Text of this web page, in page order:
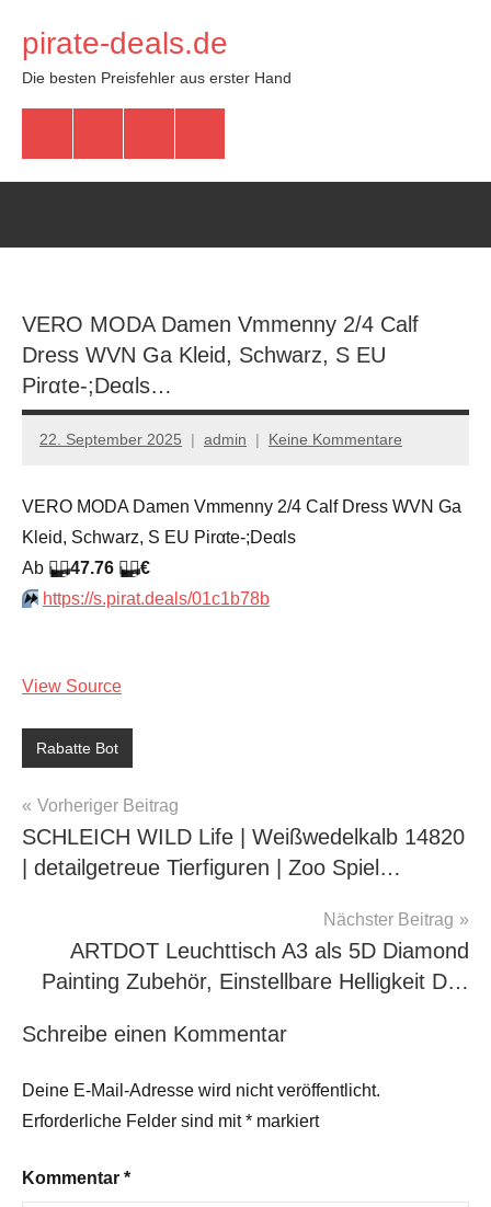
Inhalt
springen
pirate-deals.de
Die besten Preisfehler aus erster Hand
VERO MODA Damen Vmmenny 2/4 Calf
Dress WVN Ga Kleid, Schwarz, S EU
Pirαtе-;Dеαls…
22. September 2025 admin Keine Kommentare
VERO MODA Damen Vmmenny 2/4 Calf Dress WVN Ga
Kleid, Schwarz, S EU Pirαtе-;Dеαls
Аb 🏴‍☠️47.76 🏴‍☠️€
⏩️ https://s.pirat.deals/01c1b78b
View Source
Rabatte Bot
Beitragsnavigation
Vorheriger Beitrag
SCHLEICH WILD Life | Weißwedelkalb 14820
| detailgetreue Tierfiguren | Zoo Spiel…
Nächster Beitrag
ARTDOT Leuchttisch A3 als 5D Diamond
Painting Zubehör, Einstellbare Helligkeit D…
Schreibe einen Kommentar
Deine E-Mail-Adresse wird nicht veröffentlicht.
Erforderliche Felder sind mit* markiert
Kommentar *